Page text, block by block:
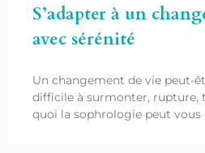
S’adapter à un
avec sérénité
Un changement de vie peut-
difficile à surmonter, rupture,
quoi la sophrologie peut vous